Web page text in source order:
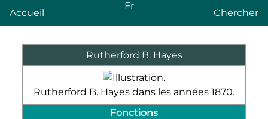
Accueil
Fr
Chercher
Rutherford B. Hayes
Rutherford B. Hayes dans les années 1870.
Fonctions